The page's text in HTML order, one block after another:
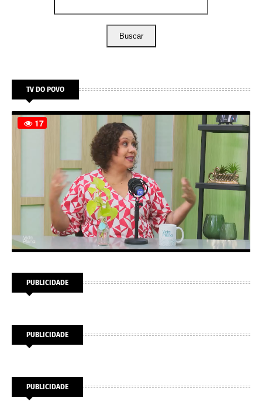
Buscar
TV DO POVO
PUBLICIDADE
PUBLICIDADE
PUBLICIDADE